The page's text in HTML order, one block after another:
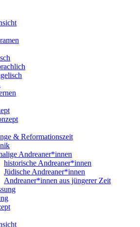
& Reformationszeit
Andreaner*innen
historische Andreaner*innen
Jüdische Andreaner*innen
Andreaner*innen aus jüngerer Zeit